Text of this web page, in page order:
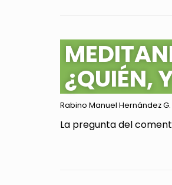
¿QUIÉN,
Rabino Manuel Hernández G.
La pregunta del